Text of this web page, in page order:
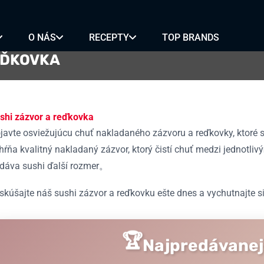
ZMES KORENIA A
OCHUCOVADLÁ
BUBBLE TEA
KLASICKÉ
OVOCNÉ
SAKÉ
SOJU
O NÁS RECEPTY TOP BRANDS
zázvor a reďkovka
osviežujúcu chuť nakladaného zázvoru a reďkovky,
kvalitný nakladaný zázvor, ktorý čistí chuť medzi
sushi ďalší rozmer。
náš sushi zázvor a reďkovku ešte dnes a vychutnajte
🏆